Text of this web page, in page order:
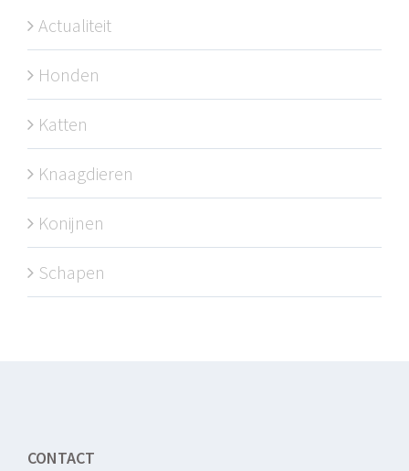
Actualiteit
Honden
Katten
Knaagdieren
Konijnen
Schapen
CONTACT